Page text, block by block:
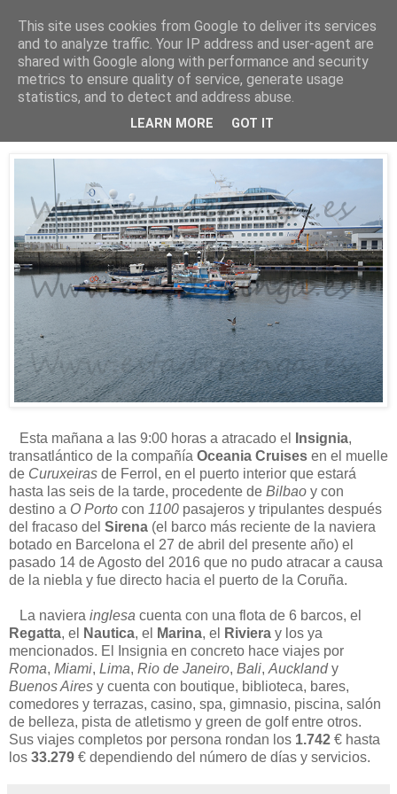
Está de pinga
16/8/16
Esta mañana a las 9:00 horas a atracado el Insignia,
transatlántico de la compañía Oceania Cruises en el muelle
de Curuxeiras de Ferrol, en el puerto interior que estará
hasta las seis de la tarde, procedente de Bilbao y con
destino a O Porto con 1100 pasajeros y tripulantes después
del fracaso del Sirena (el barco más reciente de la naviera
botado en Barcelona el 27 de abril del presente año) el
pasado 14 de Agosto del 2016 que no pudo atracar a causa
de la niebla y fue directo hacia el puerto de la Coruña.
La naviera inglesa cuenta con una flota de 6 barcos, el
Regatta, el Nautica, el Marina, el Riviera y los ya
mencionados. El Insignia en concreto hace viajes por
Roma, Miami, Lima, Rio de Janeiro, Bali, Aucklandy
Buenos Aires y cuenta con boutique, biblioteca, bares,
comedores y terrazas, casino, spa, gimnasio, piscina, salón
de belleza, pista de atletismo y green de golf entre otros.
Sus viajes completos por persona rondan los 1.742 € hasta
los 33.279 € dependiendo del número de días y servicios.
This site uses cookies from Google to deliver its services
and to analyze traffic. Your IP address and user-agent are
shared with Google along with performance and security
metrics to ensure quality of service, generate usage
statistics, and to detect and address abuse.
LEARN MORE GOT IT